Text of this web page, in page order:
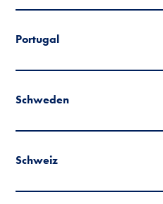
Portugal
Schweden
Schweiz